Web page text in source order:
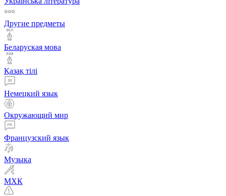
Другие предметы
Беларуская мова
Қазақ тiлi
Немецкий язык
Окружающий мир
Французский язык
Музыка
МХК